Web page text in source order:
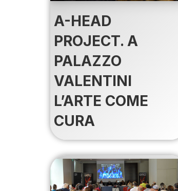
A-HEAD
PROJECT. A
PALAZZO
VALENTINI
L’ARTE COME
CURA